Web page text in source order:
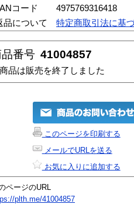
コード
4975769316418
品について
特定商取引法に基
番号 41004857
品は販売を終了しました
このページを印刷する
メールでURLを送る
お気に入りに追加する
ページのURL
plth.me/41004857